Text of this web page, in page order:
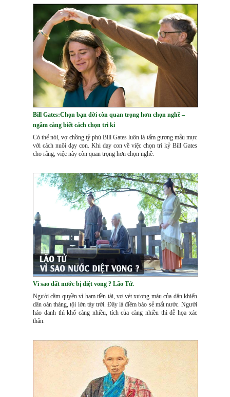
Bill Gates:Chọn bạn đời còn quan trọng hơn chọn nghề –
ngẫm càng biết cách chọn tri kỉ
Có thể nói, vợ chồng tỷ phú Bill Gates luôn là tấm gương mẫu mực
với cách nuôi dạy con. Khi dạy con về việc chọn tri kỷ Bill Gates
cho rằng, việc này còn quan trọng hơn chọn nghề.
Vì sao đất nước bị diệt vong ? Lão Tử.
Người cầm quyền vì ham tiền tài, vơ vét xương máu của dân khiến
dân oán tháng, tội lớn tày trời. Đây là điềm báo sẻ mất nước. Người
háo danh thì khổ càng nhiều, tích của càng nhiều thì dễ họa xác
thân.